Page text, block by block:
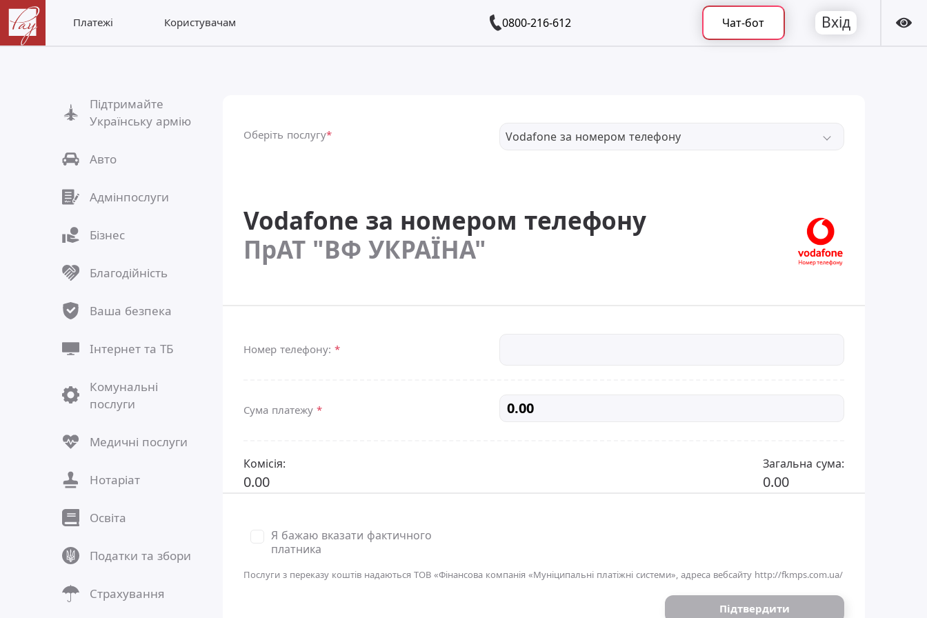
Платежі Користувачам 0800-216-612 Чат-бот Вхід
Підтримайте
Українську армію
Авто
Адмінпослуги
Бізнес
Благодійність
Ваша безпека
Інтернет та ТБ
Комунальні
послуги
Медичні послуги
Нотаріат
Освіта
Податки та збори
Страхування
Оберіть послугу* Vodafone за номером телефону
Vodafone за номером телефону
ПрАТ "ВФ УКРАЇНА"
Номер телефону: *
Сума платежу *
Комісія:
0.00
Загальна сума:
0.00
Я бажаю вказати фактичного
платника
Послуги з переказу коштів надаються ТОВ «Фінансова компанія «Муніципальні платіжні системи», адреса вебсайту http://fkmps.com.ua/
Підтвердити